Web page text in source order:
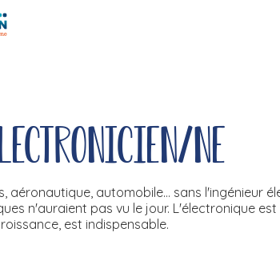
ne
aéronautique, automobile... sans l'ingénieur
n'auraient pas vu le jour. L'électronique
est indispensable.